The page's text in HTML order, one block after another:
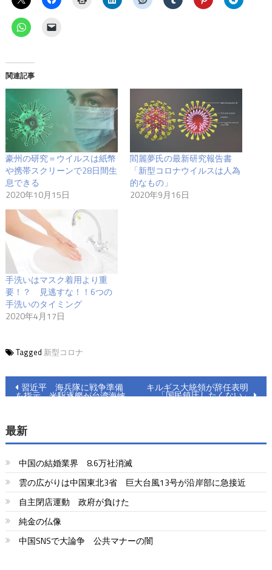
関連記事
豪州の研究＝ウイルスは紙幣
や携帯スクリーンで28日間生
息できる
2020年10月15日
閻麗夢氏の最新研究報告書
「新型コロナウイルスは人為
的なもの」
2020年9月16日
手洗いはマスク着用より重
要！？ 見逃すな！！6つの
手洗いのタイミング
2020年4月17日
Tagged 新型コロナ
投
ナ
ビ
ゲ
ー
シ
ョ
習近平 海兵隊に戦争準備
を指示 米駆逐艦が台湾海峡
キルギス大統領が辞任表明
「国民鎮圧したくない」
最新
中国の結婚業界 8.6万社消滅
雲の広がりは中国東北3省 巨大台風13号が沿岸部に急接近
自主閉店運動 政府が負けた
純金の仏像
中国SNSで大論争 公共マナーの闇